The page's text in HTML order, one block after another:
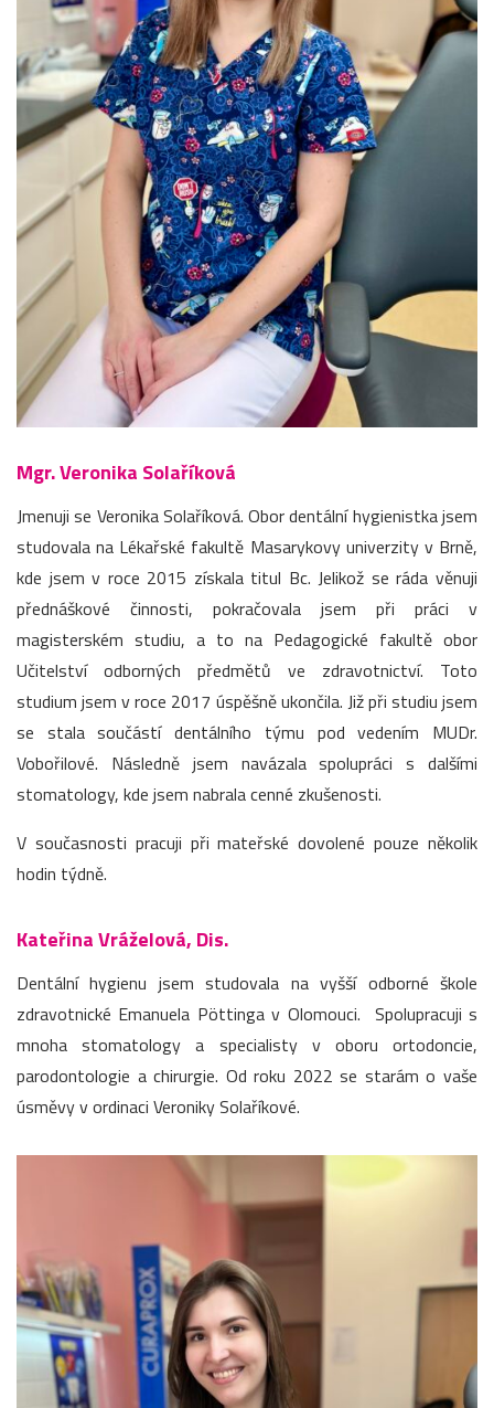
Mgr. Veronika Solaříková
Jmenuji se Veronika Solaříková. Obor dentální hygienistka jsem
studovala na Lékařské fakultě Masarykovy univerzity v Brně,
kde jsem v roce 2015 získala titul Bc. Jelikož se ráda věnuji
přednáškové činnosti, pokračovala jsem při práci v
magisterském studiu, a to na Pedagogické fakultě obor
Učitelství odborných předmětů ve zdravotnictví. Toto
studium jsem v roce 2017 úspěšně ukončila. Již při studiu jsem
se stala součástí dentálního týmu pod vedením MUDr.
Vobořilové. Následně jsem navázala spolupráci s dalšími
stomatology, kde jsem nabrala cenné zkušenosti.
V současnosti pracuji při mateřské dovolené pouze několik
hodin týdně.
Kateřina Vráželová, Dis.
Dentální hygienu jsem studovala na vyšší odborné škole
zdravotnické Emanuela Pöttinga v Olomouci. Spolupracuji s
mnoha stomatology a specialisty v oboru ortodoncie,
parodontologie a chirurgie. Od roku 2022 se starám o vaše
úsměvy v ordinaci Veroniky Solaříkové.